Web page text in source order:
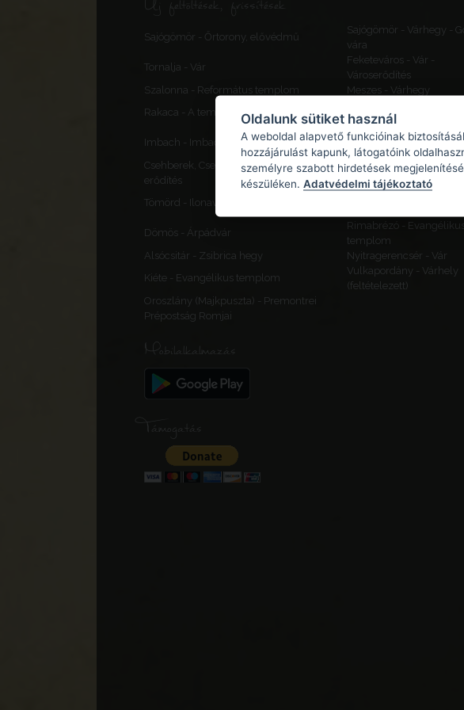
Új feltöltések, frissítések
Sajógömör - Őrtorony, elővédmű
Sajógömör - Várhegy -
vára
Tornalja - Vár
Feketeváros - Vár -
Városerődítés
Szalonna - Református templom
Meszes - Várhegy
Rakaca - A templom erődfala
várhely
Imbach - Imbach II., „Im Turner”
Csehberek, Cseh-Brézó
vára
Csehberek, Cseh-Brézó - Szlatina II.
erődítés
Csehberek, Cseh-Brézó -
Szlatina I. sáncvár
Tömörd - Ilonavár
Dömös - Árpádvár
Rimabrézó - Evangélikus
templom
Alsócsitár - Zsibrica hegy
Nyitragerencsér - Vár
Kiéte - Evangélikus templom
Vulkapordány - Várhely
(feltételezett)
Oroszlány (Majkpuszta) - Premontrei
Prépostság Romjai
Mobilalkalmazás
Támogatás
Oldalunk sütiket használ
A weboldal alapvető funkcióinak
hozzájárulást kapunk, látogatóink
személyre szabott hirdetések
készüléken. Adatvédelmi tájékoztató